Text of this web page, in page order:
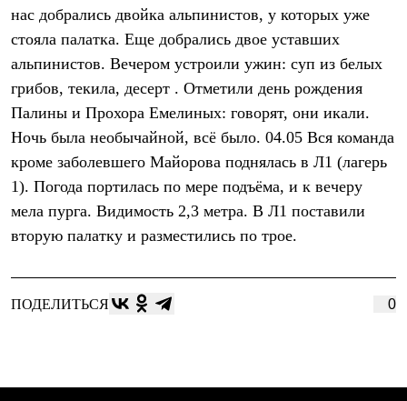
Брюки
Жилеты
Утепленная синтетикой
Брюки
Штормовая одежда
Куртки
Софтшелл одежда
Куртки
Брюки
Лёгкая одежда
Рубашки
Футболки
Теплое термобелье
Брюки
нас добрались двойка альпинистов, у которых уже
стояла палатка. Еще добрались двое уставших
альпинистов. Вечером устроили ужин: суп из белых
грибов, текила, десерт . Отметили день рождения
Палины и Прохора Емелиных: говорят, они икали.
Ночь была необычайной, всё было. 04.05 Вся команда
кроме заболевшего Майорова поднялась в Л1 (лагерь
1). Погода портилась по мере подъёма, и к вечеру
мела пурга. Видимость 2,3 метра. В Л1 поставили
вторую палатку и разместились по трое.
ПОДЕЛИТЬСЯ 0